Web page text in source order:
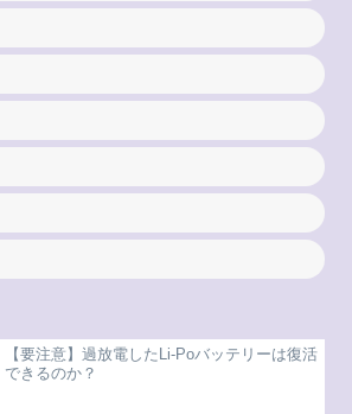
【要注意】過放電したLi-Poバッテリーは復活
できるのか？